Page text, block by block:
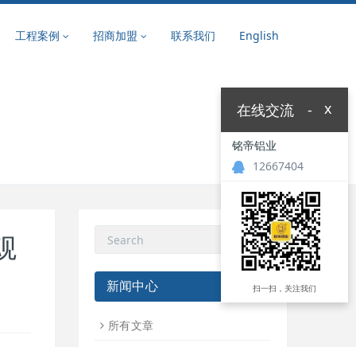
工程案例 招商加盟 联系我们 English
新闻中心
所有文章
在线交流 x
-
铭帝铝业
12667404
扫一扫，关注我们